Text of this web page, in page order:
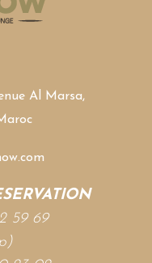
Al Marsa,
59 69